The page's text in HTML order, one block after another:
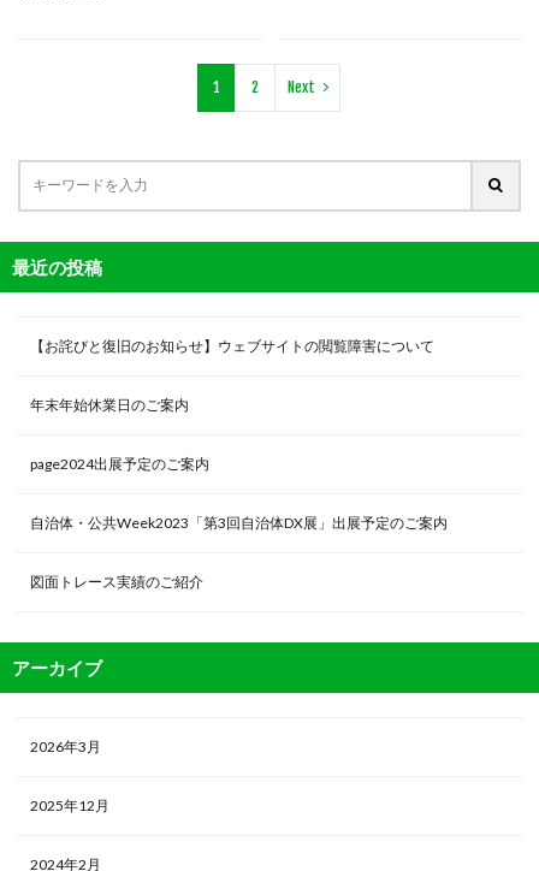
1 2 Next
最近の投稿
【お詫びと復旧のお知らせ】ウェブサイトの閲覧障害について
年末年始休業日のご案内
page2024出展予定のご案内
自治体・公共Week2023「第3回自治体DX展」出展予定のご案内
図面トレース実績のご紹介
アーカイブ
2026年3月
2025年12月
2024年2月